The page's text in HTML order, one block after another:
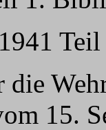
die
15.